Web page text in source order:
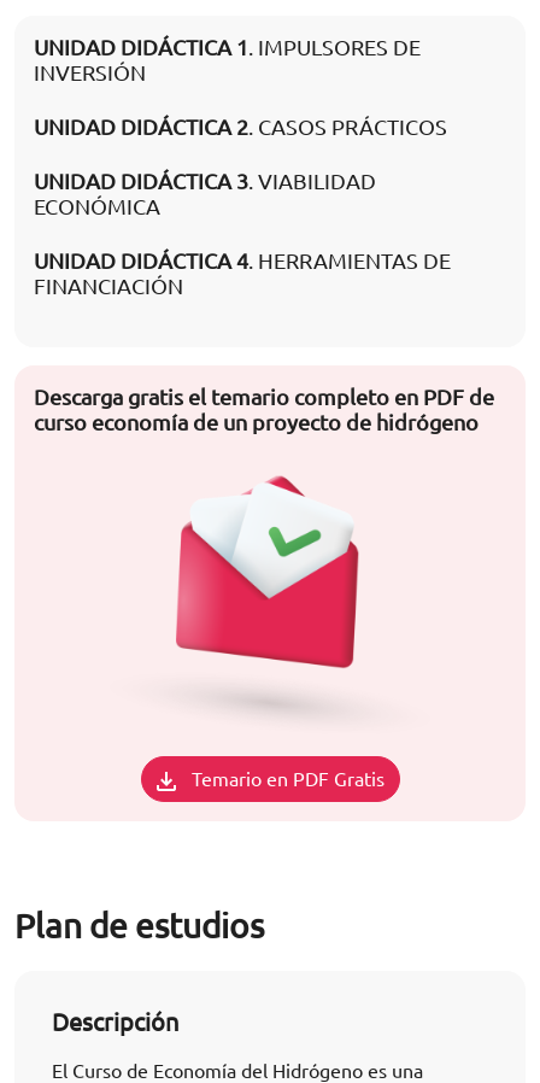
UNIDAD DIDÁCTICA 1. IMPULSORES DE
INVERSIÓN
UNIDAD DIDÁCTICA 2. CASOS PRÁCTICOS
UNIDAD DIDÁCTICA 3. VIABILIDAD
ECONÓMICA
UNIDAD DIDÁCTICA 4. HERRAMIENTAS DE
FINANCIACIÓN
Descarga gratis el temario completo en PDF de
curso economía de un proyecto de hidrógeno
Temario en PDF Gratis
Plan de estudios
Descripción
El Curso de Economía del Hidrógeno es una